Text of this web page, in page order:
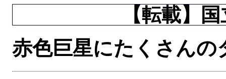
【転載】
赤色巨星にたくさん